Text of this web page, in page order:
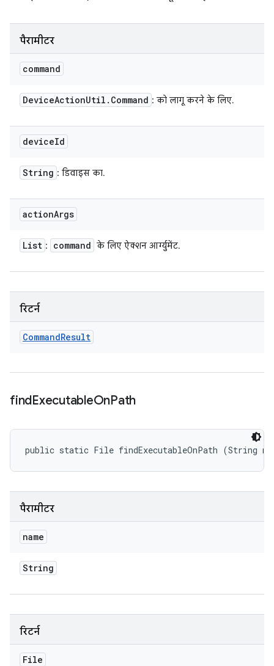
पैरामीटर
command
DeviceActionUtil . Command : को लागू करने के लिए.
deviceId
String : डिवाइस का.
actionArgs
List : command के लिए ऐक्शन आर्ग्युमेंट.
रिटर्न
CommandResult
findExecutableOnPath
public static File findExecutableOnPath (String
पैरामीटर
name
String
रिटर्न
File